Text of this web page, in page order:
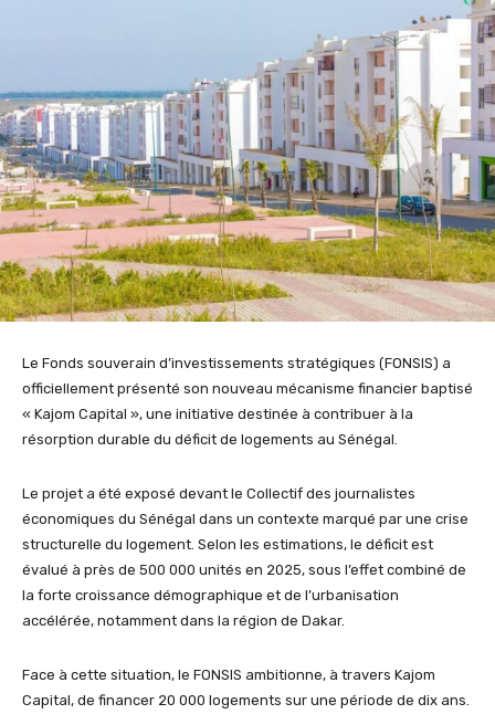
Le Fonds souverain d’investissements stratégiques (FONSIS) a
officiellement présenté son nouveau mécanisme financier baptisé
« Kajom Capital », une initiative destinée à contribuer à la
résorption durable du déficit de logements au Sénégal.
Le projet a été exposé devant le Collectif des journalistes
économiques du Sénégal dans un contexte marqué par une crise
structurelle du logement. Selon les estimations, le déficit est
évalué à près de 500 000 unités en 2025, sous l’effet combiné de
la forte croissance démographique et de l’urbanisation
accélérée, notamment dans la région de Dakar.
Face à cette situation, le FONSIS ambitionne, à travers Kajom
Capital, de financer 20 000 logements sur une période de dix ans.